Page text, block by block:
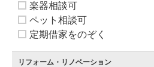
楽器相談可
ペット相談可
定期借家をのぞく
リフォーム・リノベーション